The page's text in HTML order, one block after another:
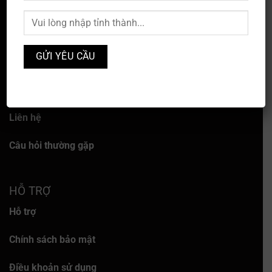
Về chúng tôi
Liên hệ
Câu hỏi thường gặp
HỖ TRỢ
Hỗ trợ
Chính sách bảo mật
Điều khoản sử dụng